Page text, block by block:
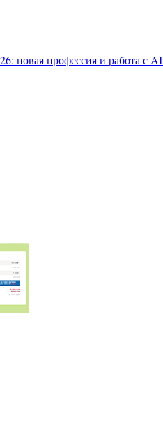
новая профессия и работа с AI